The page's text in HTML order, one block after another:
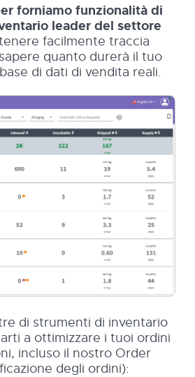
forniamo funzionalità di
leader del settore
facilmente traccia
quanto durerà il tuo
di dati di vendita reali.
di strumenti di inventario
a ottimizzare i tuoi ordini
incluso il nostro Order
degli ordini):